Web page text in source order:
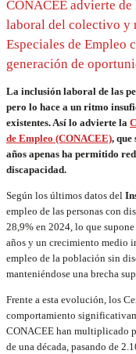
CONACEE advierte
laboral del colectivo y
Especiales de Empleo
generación de
La inclusión laboral de las
pero lo hace a un ritmo
existentes. Así lo advierte la
de Empleo (CONACEE), que
años apenas ha permitido
discapacidad.
Según los últimos datos del
empleo de las personas con
28,9% en 2024, lo que
años y un crecimiento medio
empleo de la población sin
manteniéndose una brecha
Frente a esta evolución, los
comportamiento
CONACEE han multiplicado
de una década, pasando de